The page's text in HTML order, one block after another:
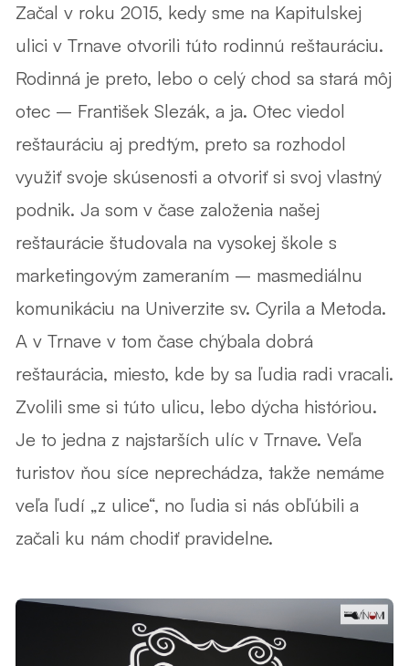
Začal v roku 2015, kedy sme na Kapitulskej
ulici v Trnave otvorili túto rodinnú reštauráciu.
Rodinná je preto, lebo o celý chod sa stará môj
otec – František Slezák, a ja. Otec viedol
reštauráciu aj predtým, preto sa rozhodol
využiť svoje skúsenosti a otvoriť si svoj vlastný
podnik. Ja som v čase založenia našej
reštaurácie študovala na vysokej škole s
marketingovým zameraním – masmediálnu
komunikáciu na Univerzite sv. Cyrila a Metoda.
A v Trnave v tom čase chýbala dobrá
reštaurácia, miesto, kde by sa ľudia radi vracali.
Zvolili sme si túto ulicu, lebo dýcha históriou.
Je to jedna z najstarších ulíc v Trnave. Veľa
turistov ňou síce neprechádza, takže nemáme
veľa ľudí „z ulice“, no ľudia si nás obľúbili a
začali ku nám chodiť pravidelne.